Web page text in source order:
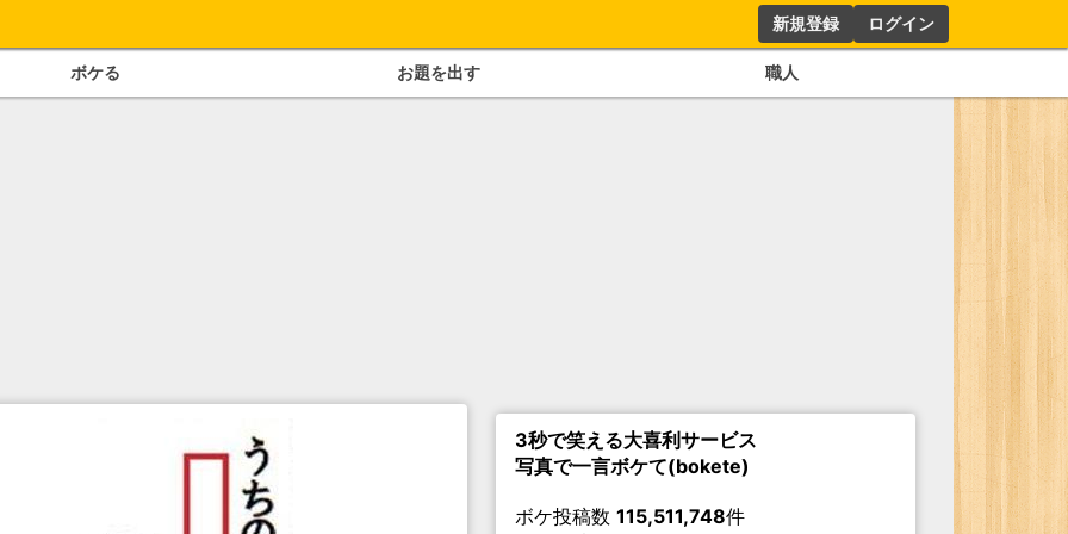
新規登録 ログイン
ボケる お題を出す 職人
3秒で笑える大喜利サービス
写真で一言ボケて(bokete)
ボケ投稿数 115,511,748件